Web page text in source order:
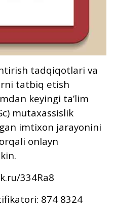
tadqiqotlari va
tatbiq etish
keyingi taʼlim
mutaxassislik
imtixon jarayonini
onlayn
334Ra8
874 8324